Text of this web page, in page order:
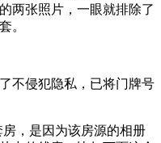
两张照片，一眼就排除了
。
侵犯隐私，已将门牌号
，是因为该房源的相册